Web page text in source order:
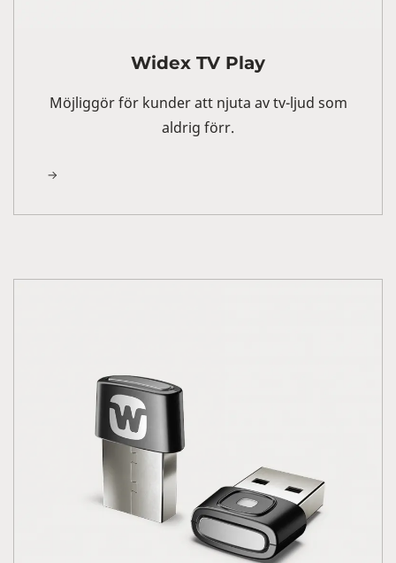
Widex TV Play
Möjliggör för kunder att njuta av tv-ljud som
aldrig förr.